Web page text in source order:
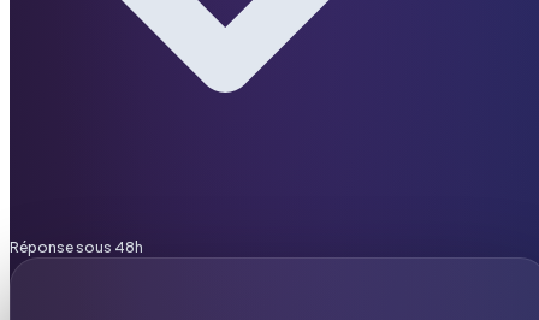
Réponse sous 48h